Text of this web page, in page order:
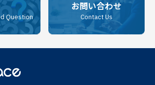
Question
お問い合わせ
Contact Us